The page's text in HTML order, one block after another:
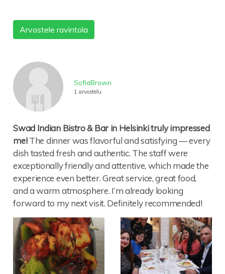
Arvostele ravintola
SofiaBrown
1 arvostelu
Swad Indian Bistro & Bar in Helsinki truly impressed
me! The dinner was flavorful and satisfying — every
dish tasted fresh and authentic. The staff were
exceptionally friendly and attentive, which made the
experience even better. Great service, great food,
and a warm atmosphere. I’m already looking
forward to my next visit. Definitely recommended!